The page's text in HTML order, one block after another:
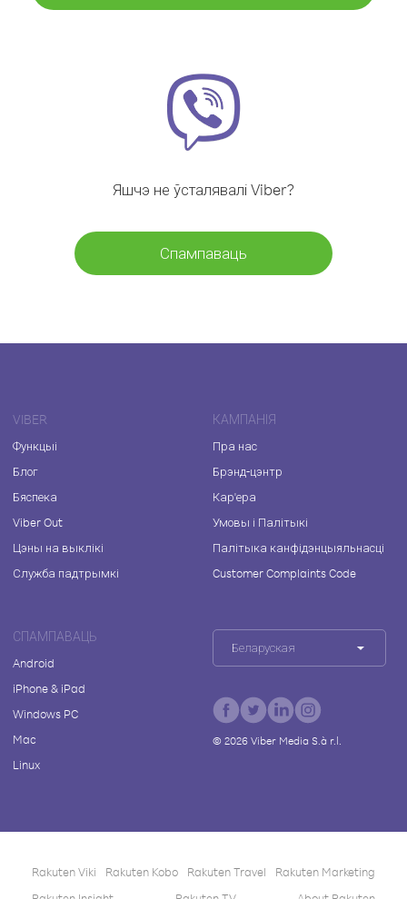
Яшчэ не ўсталявалі Viber?
Спампаваць
VIBER
Функцыі
Блог
Бяспека
Viber Out
Цэны на выклікі
Служба падтрымкі
КАМПАНІЯ
Пра нас
Брэнд-цэнтр
Кар'ера
Умовы і Палітыкі
Палітыка канфідэнцыяльнасці
Customer Complaints Code
СПАМПАВАЦЬ
Android
iPhone & iPad
Windows PC
Mac
Linux
Беларуская
© 2026Viber Media S.à r.l.
Rakuten Viki Rakuten Kobo Rakuten Travel
Rakuten Marketing